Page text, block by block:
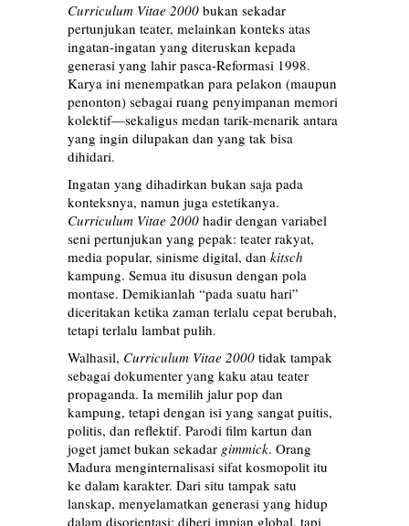
Curriculum Vitae 2000 bukan sekadar
pertunjukan teater, melainkan konteks atas
ingatan-ingatan yang diteruskan kepada
generasi yang lahir pasca-Reformasi 1998.
Karya ini menempatkan para pelakon (maupun
penonton) sebagai ruang penyimpanan memori
kolektif—sekaligus medan tarik-menarik antara
yang ingin dilupakan dan yang tak bisa
dihidari.
Ingatan yang dihadirkan bukan saja pada
konteksnya, namun juga estetikanya.
Curriculum Vitae 2000 hadir dengan variabel
seni pertunjukan yang pepak: teater rakyat,
media popular, sinisme digital, dan kitsch
kampung. Semua itu disusun dengan pola
montase. Demikianlah “pada suatu hari”
diceritakan ketika zaman terlalu cepat berubah,
tetapi terlalu lambat pulih.
Walhasil, Curriculum Vitae 2000 tidak tampak
sebagai dokumenter yang kaku atau teater
propaganda. Ia memilih jalur pop dan
kampung, tetapi dengan isi yang sangat puitis,
politis, dan reflektif. Parodi film kartun dan
joget jamet bukan sekadar gimmick. Orang
Madura menginternalisasi sifat kosmopolit itu
ke dalam karakter. Dari situ tampak satu
lanskap, menyelamatkan generasi yang hidup
dalam disorientasi: diberi impian global, tapi